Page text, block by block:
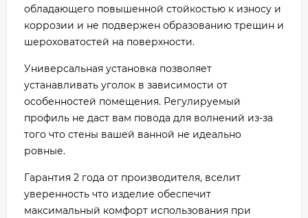
обладающего повышенной стойкостью к износу и
коррозии и не подвержен образованию трещин и
шероховатостей на поверхности.
Универсальная установка позволяет
устанавливать уголок в зависимости от
особенностей помещения. Регулируемый
профиль не даст вам повода для волнений из-за
того что стены вашей ванной не идеально
ровные.
Гарантия 2 года от производителя, вселит
уверенность что изделие обеспечит
максимальный комфорт использования при